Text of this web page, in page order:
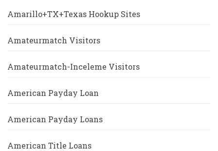
Amarillo+TX+Texas Hookup Sites
Amateurmatch Visitors
Amateurmatch-Inceleme Visitors
American Payday Loan
American Payday Loans
American Title Loans